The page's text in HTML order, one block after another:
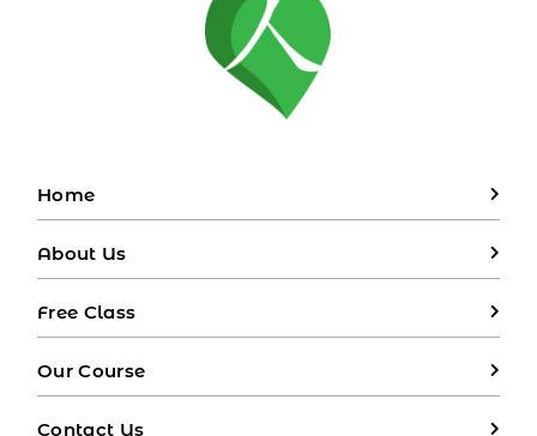
Home
About Us
Free Class
Our Course
Contact Us